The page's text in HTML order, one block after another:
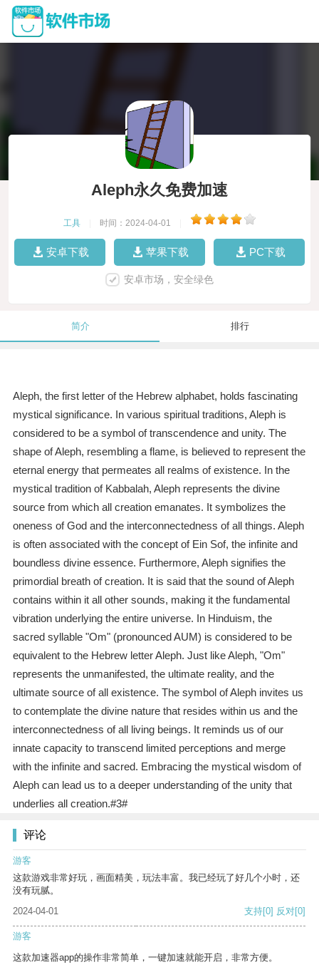
Aleph永久免费加速
工具 时间：2024-04-01
安卓下载 苹果下载 PC下载
安卓市场，安全绿色
简介 排行
Aleph, the first letter of the Hebrew alphabet, holds fascinating
mystical significance. In various spiritual traditions, Aleph is
considered to be a symbol of transcendence and unity. The
shape of Aleph, resembling a flame, is believed to represent the
eternal energy that permeates all realms of existence. In the
mystical tradition of Kabbalah, Aleph represents the divine
source from which all creation emanates. It symbolizes the
oneness of God and the interconnectedness of all things. Aleph
is often associated with the concept of Ein Sof, the infinite and
boundless divine essence. Furthermore, Aleph signifies the
primordial breath of creation. It is said that the sound of Aleph
contains within it all other sounds, making it the fundamental
vibration underlying the entire universe. In Hinduism, the
sacred syllable "Om" (pronounced AUM) is considered to be
equivalent to the Hebrew letter Aleph. Just like Aleph, "Om"
represents the unmanifested, the ultimate reality, and the
ultimate source of all existence. The symbol of Aleph invites us
to contemplate the divine nature that resides within us and the
interconnectedness of all living beings. It reminds us of our
innate capacity to transcend limited perceptions and merge
with the infinite and sacred. Embracing the mystical wisdom of
Aleph can lead us to a deeper understanding of the unity that
underlies all creation.#3#
评论
游客
这款游戏非常好玩，画面精美，玩法丰富。我已经玩了好几个小时，还
没有玩腻。
2024-04-01
支持[0] 反对[0]
游客
这款加速器app的操作非常简单，一键加速就能开启，非常方便。